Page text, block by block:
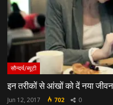
सौन्दर्य/ब्यूटी
इन तरीकों से आंखों को दें नया जीवन
Jun 12, 2017 702 0